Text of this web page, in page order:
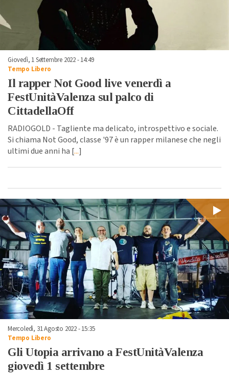
Giovedì, 1 Settembre 2022 - 14:49
Tempo Libero
Il rapper Not Good live venerdì a
FestUnitàValenza sul palco di
CittadellaOff
RADIOGOLD - Tagliente ma delicato, introspettivo e sociale.
Si chiama Not Good, classe '97 è un rapper milanese che negli
ultimi due anni ha [...]
Mercoledì, 31 Agosto 2022 - 15:35
Tempo Libero
Gli Utopia arrivano a FestUnitàValenza
giovedì 1 settembre